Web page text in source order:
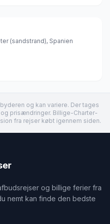
(sandstrand), Spanien
og kan variere. Der tages
prisændringer. Billige-Charter-
fra rejser købt igennem siden.
og billige ferier fra
nemt kan finde den bedste